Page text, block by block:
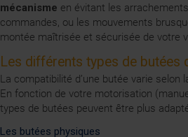
mécanisme en évitant les
commandes, ou les mouvements
montée maîtrisée et sécurisée de votre
Les différents types de butées
La compatibilité d’une butée varie selon
En fonction de votre motorisation
types de butées peuvent être plus
Les butées physiques